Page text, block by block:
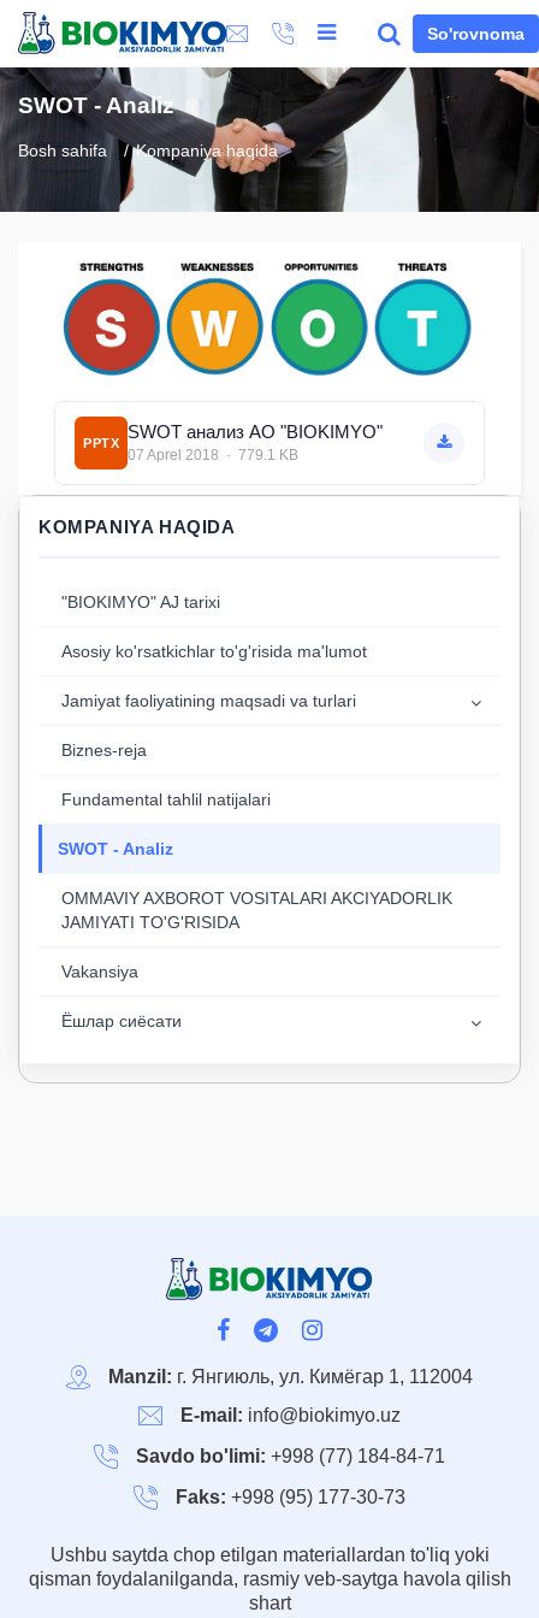
So'rovnoma
SWOT - Analiz
Bosh sahifa Kompaniya haqida
PPTX
SWOT анализ АО "BIOKIMYO"
07 Aprel 2018 · 779.1 KB
KOMPANIYA HAQIDA
"BIOKIMYO" AJ tarixi
Asosiy ko'rsatkichlar to'g'risida ma'lumot
Jamiyat faoliyatining maqsadi va turlari
Biznes-reja
Fundamental tahlil natijalari
SWOT - Analiz
OMMAVIY AXBOROT VOSITALARI AKCIYADORLIK
JAMIYATI TO'G'RISIDA
Vakansiya
Ёшлар сиёсати
Manzil: г. Янгиюль, ул. Кимёгар 1, 112004
E-mail: info@biokimyo.uz
Savdo bo'limi: +998 (77) 184-84-71
Faks: +998 (95) 177-30-73
Ushbu saytda chop etilgan materiallardan to'liq yoki
qisman foydalanilganda, rasmiy veb-saytga havola qilish
shart